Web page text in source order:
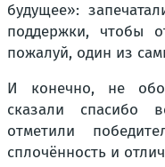
будущее»:
поддержки, чтобы
пожалуй, один из
И конечно, не
сказали спасибо
отметили
сплочённость и